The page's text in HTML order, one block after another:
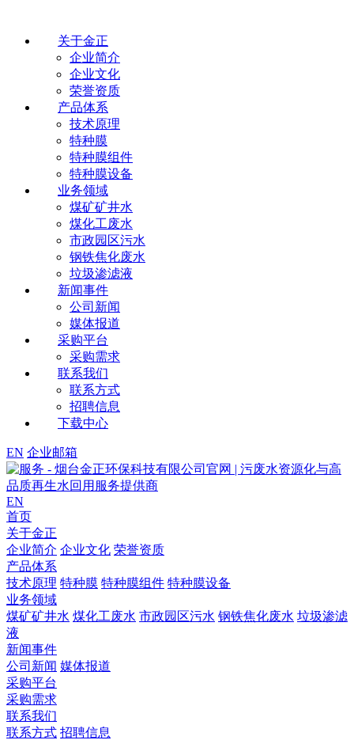
关于金正
企业简介
企业文化
荣誉资质
产品体系
技术原理
特种膜
特种膜组件
特种膜设备
业务领域
煤矿矿井水
煤化工废水
市政园区污水
钢铁焦化废水
垃圾渗滤液
新闻事件
公司新闻
媒体报道
采购平台
采购需求
联系我们
联系方式
招聘信息
下载中心
EN 企业邮箱
EN
首页
关于金正
企业简介 企业文化 荣誉资质
产品体系
技术原理 特种膜 特种膜组件 特种膜设备
业务领域
煤矿矿井水 煤化工废水 市政园区污水 钢铁焦化废水 垃圾渗滤
液
新闻事件
公司新闻 媒体报道
采购平台
采购需求
联系我们
联系方式 招聘信息